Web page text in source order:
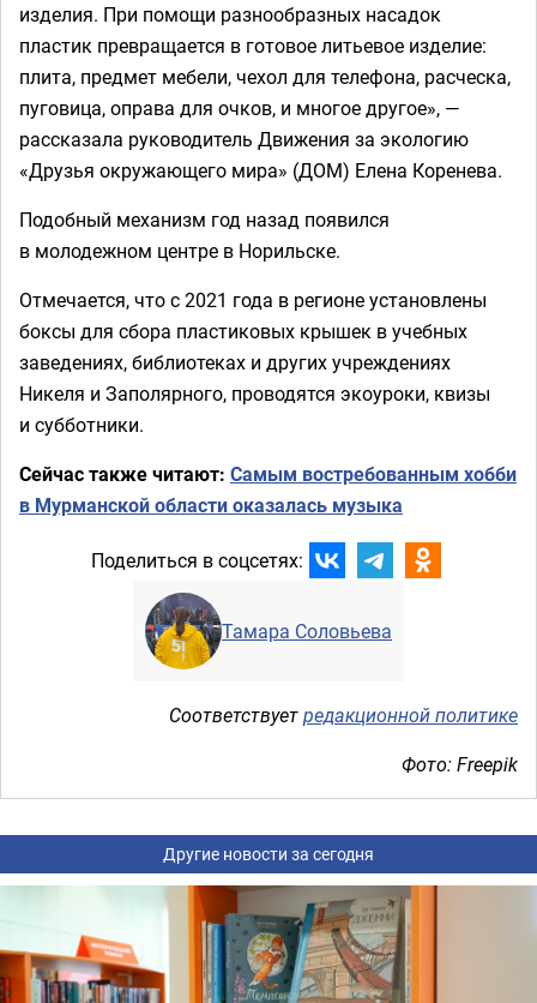
изделия. При помощи разнообразных насадок
пластик превращается в готовое литьевое изделие:
плита, предмет мебели, чехол для телефона, расческа,
пуговица, оправа для очков, и многое другое», —
рассказала руководитель Движения за экологию
«Друзья окружающего мира» (ДОМ) Елена Коренева.
Подобный механизм год назад появился
в молодежном центре в Норильске.
Отмечается, что с 2021 года в регионе установлены
боксы для сбора пластиковых крышек в учебных
заведениях, библиотеках и других учреждениях
Никеля и Заполярного, проводятся экоуроки, квизы
и субботники.
Сейчас также читают: Самым востребованным хобби
в Мурманской области оказалась музыка
Поделиться в соцсетях:
Тамара Соловьева
Соответствуетредакционной политике
Фото: Freepik
Другие новости за сегодня